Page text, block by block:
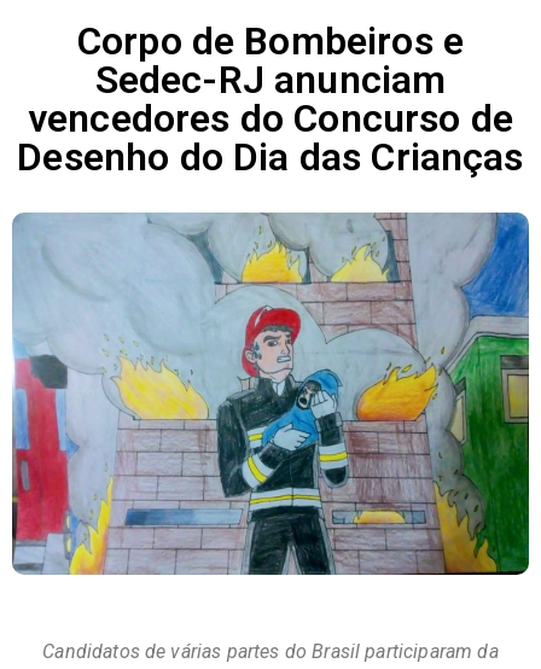
Corpo de Bombeiros e
Sedec-RJ anunciam
vencedores do Concurso de
Desenho do Dia das Crianças
Candidatos de várias partes do Brasil participaram da